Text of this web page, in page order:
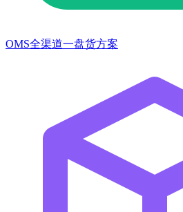
OMS全渠道一盘货方案